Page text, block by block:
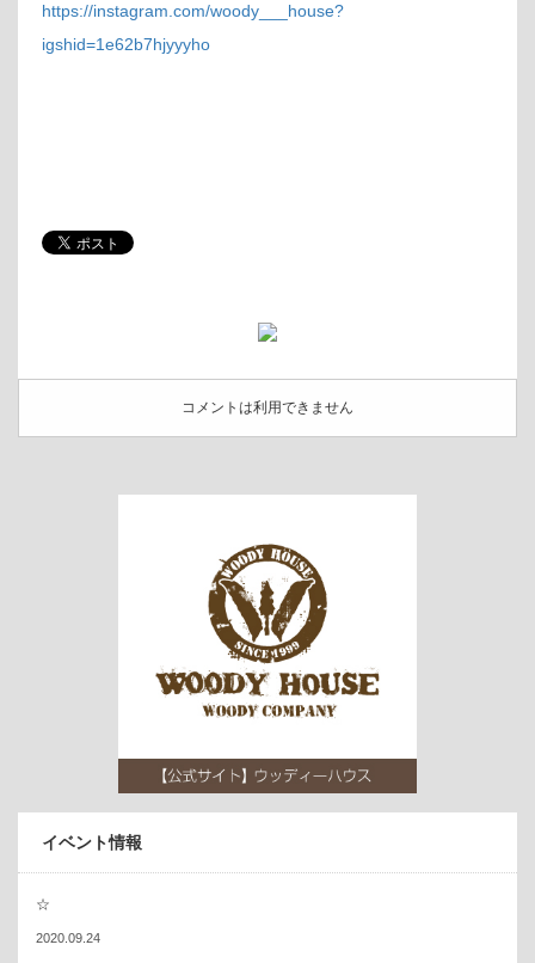
https://instagram.com/woody___house?
igshid=1e62b7hjyyyho
コメントは利用できません
イベント情報
☆
2020.09.24